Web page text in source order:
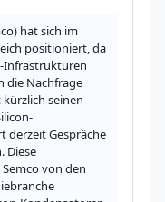
hat sich im
positioniert, da
Infrastrukturen
die Nachfrage
seinen
derzeit Gespräche
Diese
von den